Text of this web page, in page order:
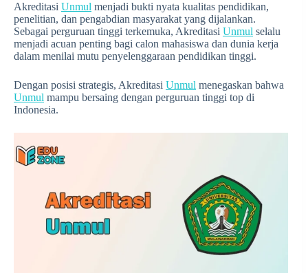
Akreditasi Unmul menjadi bukti nyata kualitas pendidikan,
penelitian, dan pengabdian masyarakat yang dijalankan.
Sebagai perguruan tinggi terkemuka, Akreditasi Unmul selalu
menjadi acuan penting bagi calon mahasiswa dan dunia kerja
dalam menilai mutu penyelenggaraan pendidikan tinggi.
Dengan posisi strategis, Akreditasi Unmul menegaskan bahwa
Unmul mampu bersaing dengan perguruan tinggi top di
Indonesia.